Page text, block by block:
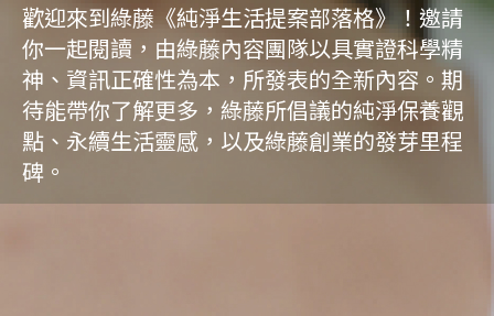
歡迎來到綠藤《純淨生活提案部落格》！邀請
你一起閱讀，由綠藤內容團隊以具實證科學精
神、資訊正確性為本，所發表的全新內容。期
待能帶你了解更多，綠藤所倡議的純淨保養觀
點、永續生活靈感，以及綠藤創業的發芽里程
碑。